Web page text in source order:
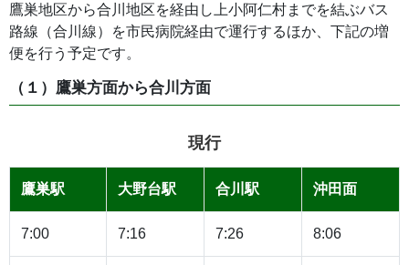
鷹巣地区から合川地区を経由し上小阿仁村までを結ぶバス
路線（合川線）を市民病院経由で運行するほか、下記の増
便を行う予定です。
（１）鷹巣方面から合川方面
現行
鷹巣駅 大野台駅 合川駅 沖田面
7:00 7:16 7:26 8:06